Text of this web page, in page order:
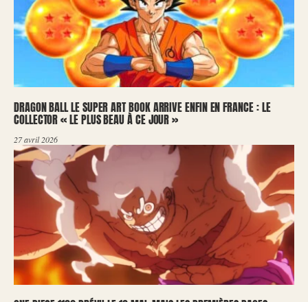
DRAGON BALL LE SUPER ART BOOK ARRIVE ENFIN EN FRANCE : LE
COLLECTOR « LE PLUS BEAU À CE JOUR »
27 avril 2026